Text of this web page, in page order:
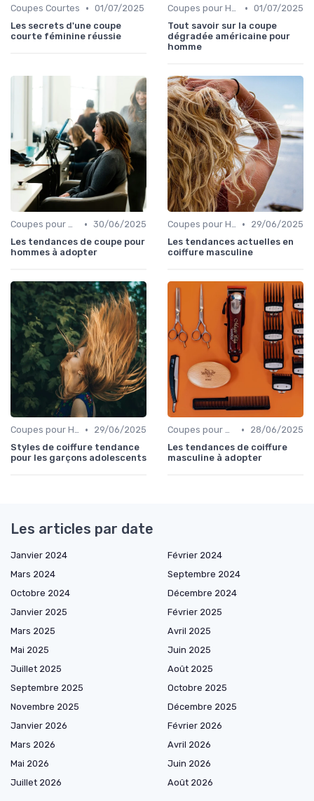
Coupes Courtes • 01/07/2025
Les secrets d'une coupe
courte féminine réussie
Coupes pour Hommes • 01/07/2025
Tout savoir sur la coupe
dégradée américaine pour
homme
Coupes pour Hommes • 30/06/2025
Les tendances de coupe pour
hommes à adopter
Coupes pour Hommes •
29/06/2025
Les tendances actuelles en
coiffure masculine
Coupes pour Hommes •
29/06/2025
Styles de coiffure tendance
pour les garçons adolescents
Coupes pour Hommes •
28/06/2025
Les tendances de coiffure
masculine à adopter
Les articles par date
Janvier 2024
Février 2024
Mars 2024
Septembre 2024
Octobre 2024
Décembre 2024
Janvier 2025
Février 2025
Mars 2025
Avril 2025
Mai 2025
Juin 2025
Juillet 2025
Août 2025
Septembre 2025
Octobre 2025
Novembre 2025
Décembre 2025
Janvier 2026
Février 2026
Mars 2026
Avril 2026
Mai 2026
Juin 2026
Juillet 2026
Août 2026